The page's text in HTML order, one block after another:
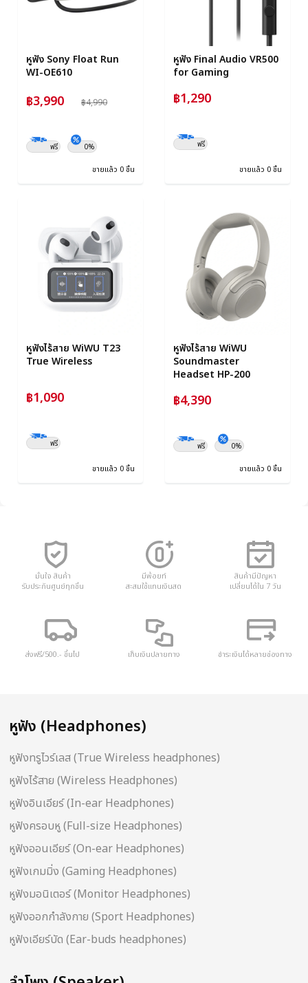
หูฟัง Sony Float Run
WI-OE610
฿3,990 ฿4,990
ฟรี 0%
ขายแล้ว 0 ชิ้น
หูฟัง Final Audio VR500
for Gaming
฿1,290
ฟรี
ขายแล้ว 0 ชิ้น
หูฟังไร้สาย WiWU T23
True Wireless
฿1,090
ฟรี
ขายแล้ว 0 ชิ้น
หูฟังไร้สาย WiWU
Soundmaster
Headset HP-200
฿4,390
ฟรี 0%
ขายแล้ว 0 ชิ้น
มั่นใจ สินค้า
รับประกันศูนย์ทุกชิ้น
มีพ้อยท์
สะสมใช้แทนเงินสด
สินค้ามีปัญหา
เปลี่ยนได้ใน 7 วัน
ส่งฟรี/500.- ขึ้นไป เก็บเงินปลายทาง ชำระเงินได้หลายช่องทาง
หูฟัง (Headphones)
หูฟังทรูไวร์เลส (True Wireless headphones)
หูฟังไร้สาย (Wireless Headphones)
หูฟังอินเอียร์ (In-ear Headphones)
หูฟังครอบหู (Full-size Headphones)
หูฟังออนเอียร์ (On-ear Headphones)
หูฟังเกมมิ่ง (Gaming Headphones)
หูฟังมอนิเตอร์ (Monitor Headphones)
หูฟังออกกำลังกาย (Sport Headphones)
หูฟังเอียร์บัด (Ear-buds headphones)